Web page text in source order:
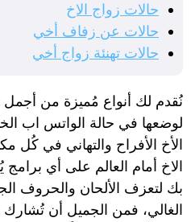
حالات زواج الاخ
حالات عن زفاف أخي
حالات تهنئة زواج أخي
نُقدم لك أنواع مُميزة من أجمل
لوضعها في حالة الواتس اب
الأخ الأفراح والتهاني في كُل
الاخ أمام العالم على أي برامج
بك لتعزف الألحان والحروف
الغالي، فمن الجميل أن